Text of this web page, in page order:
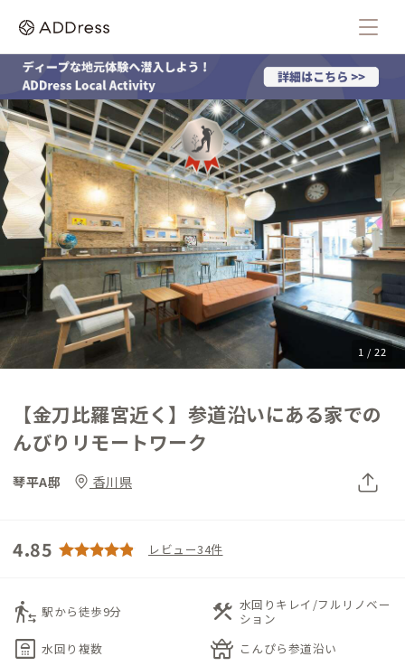
1 / 22
【金刀比羅宮近く】参道沿いにある家での
んびりリモートワーク
琴平A邸 香川県
4.85 レビュー34件
transfer_within_a_station 駅から徒歩9分 construction 水回りキレイ/フルリノベー
ション
bathroom 水回り複数 temple_buddhist こんぴら参道沿い